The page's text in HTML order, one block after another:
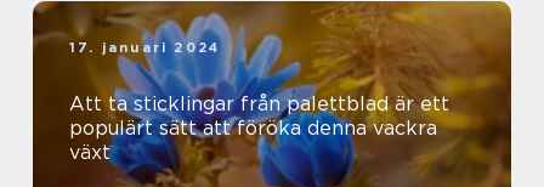
17. januari 2024
Att ta sticklingar från palettblad är ett
populärt sätt att föröka denna vackra
växt